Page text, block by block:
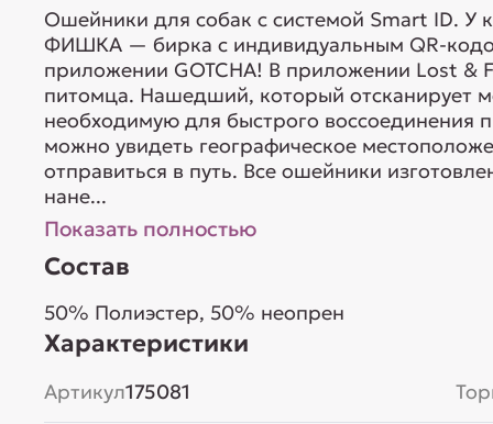
Ошейники для собак с системой Smart ID. У
ФИШКА — бирка с индивидуальным QR-
приложении GOTCHA! В приложении Lost &
питомца. Нашедший, который отсканирует
необходимую для быстрого воссоединения
можно увидеть географическое
отправиться в путь. Все ошейники
нане...
Показать полностью
Состав
50% Полиэстер, 50% неопрен
Характеристики
Артикул175081